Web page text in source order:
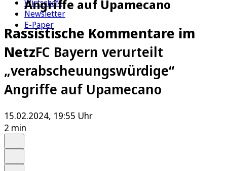
Wirtschaft
Newsletter
E-Paper
Angriffe auf Upamecano
Rassistische Kommentare im
NetzFC Bayern verurteilt
„verabscheuungswürdige“
Angriffe auf Upamecano
15.02.2024, 19:55 Uhr
2 min